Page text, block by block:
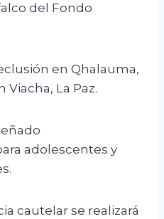
del Fondo
en Qhalauma,
La Paz.
adolescentes y
cautelar se realizará